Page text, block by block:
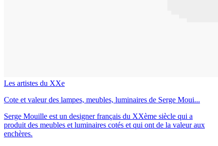
Les artistes du XXe
Cote et valeur des lampes, meubles, luminaires de Serge Moui...
Serge Mouille est un designer français du XXème siècle qui a
produit des meubles et luminaires cotés et qui ont de la valeur aux
enchères.